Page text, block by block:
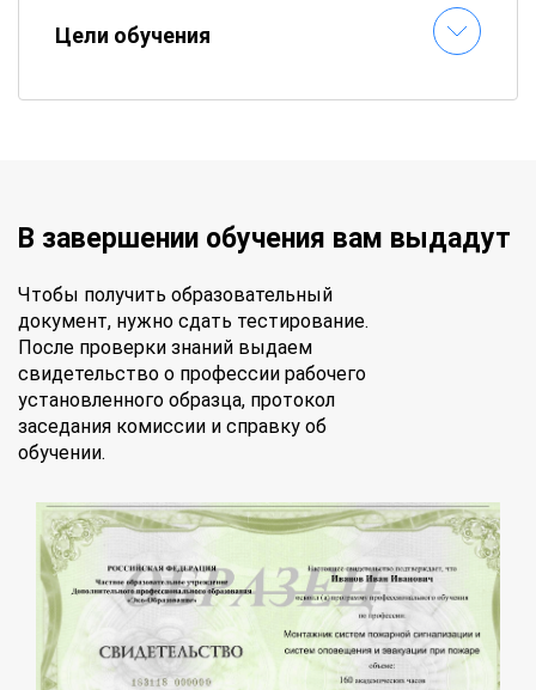
Цели обучения
В завершении обучения вам выдадут
Чтобы получить образовательный
документ, нужно сдать тестирование.
После проверки знаний выдаем
свидетельство о профессии рабочего
установленного образца, протокол
заседания комиссии и справку об
обучении.